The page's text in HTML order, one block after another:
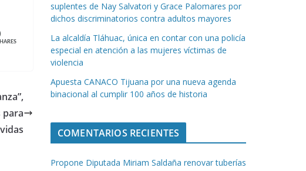
para
suplentes de Nay Salvatori y Grace Palomares por
dichos discriminatorios contra adultos mayores
La alcaldía Tláhuac, única en contar con una policía
especial en atención a las mujeres víctimas de
violencia
Apuesta CANACO Tijuana por una nueva agenda
binacional al cumplir 100 años de historia
COMENTARIOS RECIENTES
Propone Diputada Miriam Saldaña renovar tuberías